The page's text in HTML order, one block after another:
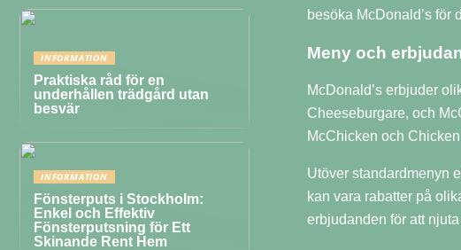
besöka McDonald’s för
Meny och
McDonald’s erbjuder
Cheeseburgare, och
McChicken och
Utöver standardmenyn
kan vara rabatter på
erbjudanden för att
INFORMATION
Praktiska råd för en
underhållen trädgård utan
besvär
INFORMATION
Fönsterputs i Stockholm:
Enkel och Effektiv
Fönsterputsning för Ett
Skinande Rent Hem